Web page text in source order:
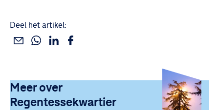
Deel het artikel:
Deel dit via e-mail
Deel dit via WhatsApp
Deel dit via Linkedin
Deel dit via Facebook
Uitgelicht
Meer over
Regentessekwartier